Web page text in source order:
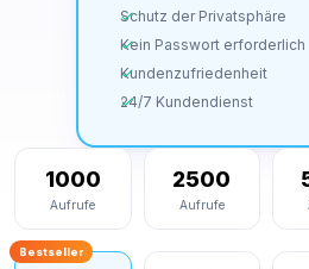
Schutz der Privatsphäre
Kein Passwort erforderlich
Kundenzufriedenheit
24/7 Kundendienst
1000
Aufrufe
2500
Aufrufe
Bestseller